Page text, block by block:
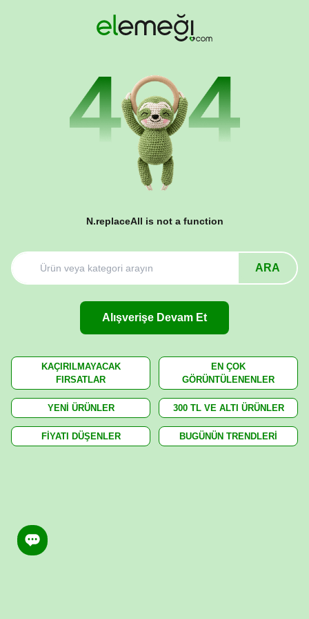
N.replaceAll is not a function
ARA
Alışverişe Devam Et
KAÇIRILMAYACAK
FIRSATLAR
EN ÇOK
GÖRÜNTÜLENENLER
YENİ ÜRÜNLER 300 TL VE ALTI ÜRÜNLER
FİYATI DÜŞENLER BUGÜNÜN TRENDLERİ